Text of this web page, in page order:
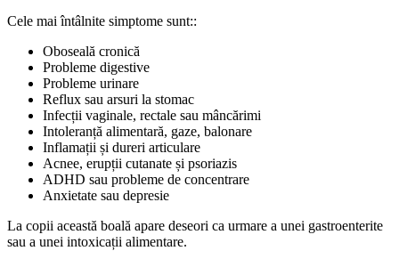
Cele mai întâlnite simptome sunt::
Oboseală cronică
Probleme digestive
Probleme urinare
Reflux sau arsuri la stomac
Infecții vaginale, rectale sau mâncărimi
Intoleranță alimentară, gaze, balonare
Inflamații și dureri articulare
Acnee, erupții cutanate și psoriazis
ADHD sau probleme de concentrare
Anxietate sau depresie
La copii această boală apare deseori ca urmare a unei gastroenterite
sau a unei intoxicații alimentare.